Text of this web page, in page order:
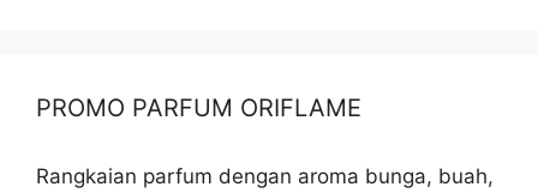
PROMO PARFUM ORIFLAME
Rangkaian parfum dengan aroma bunga, buah,